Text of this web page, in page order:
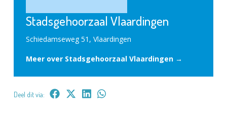
Stadsgehoorzaal Vlaardingen
Schiedamseweg 51, Vlaardingen
Meer over Stadsgehoorzaal Vlaardingen →
Deel dit via: